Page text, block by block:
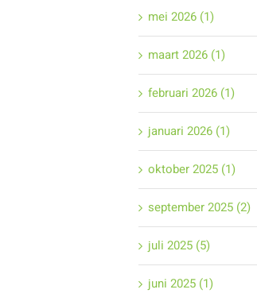
mei 2026 (1)
maart 2026 (1)
februari 2026 (1)
januari 2026 (1)
oktober 2025 (1)
september 2025 (2)
juli 2025 (5)
juni 2025 (1)